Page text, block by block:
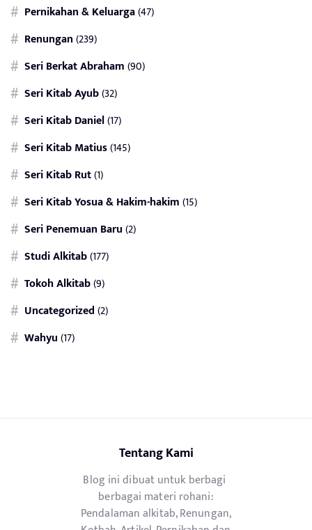
Pernikahan & Keluarga(47)
Renungan(239)
Seri Berkat Abraham(90)
Seri Kitab Ayub(32)
Seri Kitab Daniel(17)
Seri Kitab Matius(145)
Seri Kitab Rut(1)
Seri Kitab Yosua & Hakim-hakim(15)
Seri Penemuan Baru(2)
Studi Alkitab(177)
Tokoh Alkitab(9)
Uncategorized(2)
Wahyu(17)
Tentang Kami
Blog ini dibuat untuk berbagi
berbagai materi rohani:
Pendalaman alkitab, Renungan,